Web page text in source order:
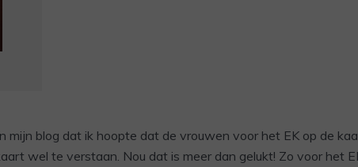
mijn blog dat ik hoopte dat de vrouwen voor het EK op de
wel te verstaan. Nou dat is meer dan gelukt! Zo voor het